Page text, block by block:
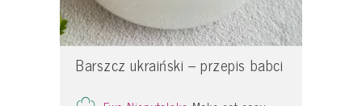
Barszcz ukraiński – przepis babci